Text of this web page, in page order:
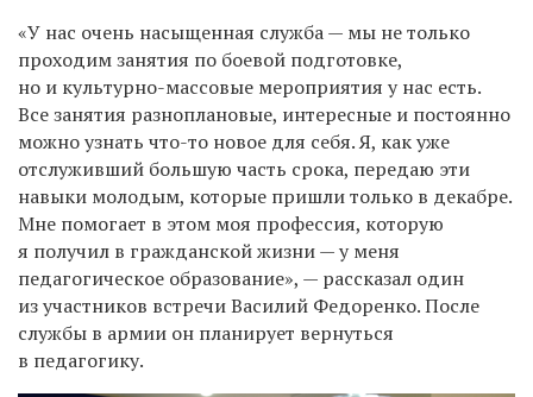
«У нас очень насыщенная служба — мы не только
проходим занятия по боевой подготовке,
но и культурно-массовые мероприятия у нас есть.
Все занятия разноплановые, интересные и постоянно
можно узнать что-то новое для себя. Я, как уже
отслуживший большую часть срока, передаю эти
навыки молодым, которые пришли только в декабре.
Мне помогает в этом моя профессия, которую
я получил в гражданской жизни — у меня
педагогическое образование», — рассказал один
из участников встречи Василий Федоренко. После
службы в армии он планирует вернуться
в педагогику.